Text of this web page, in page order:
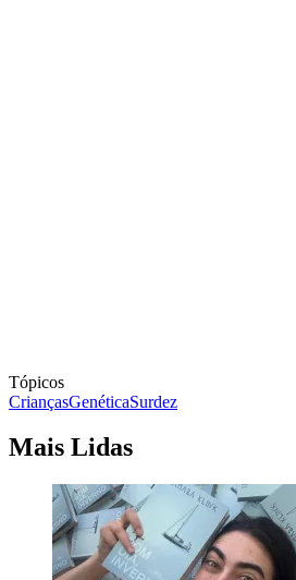
Tópicos
CriançasGenéticaSurdez
Mais Lidas